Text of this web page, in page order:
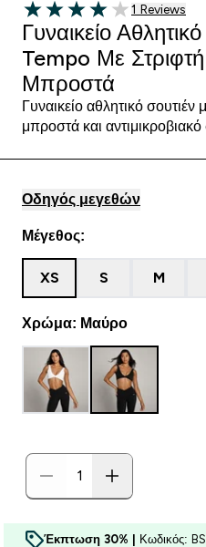
4 out of 5 stars
1 customer
1 Reviews
Γυναικείο
Tempo Με
Μπροστά
Γυναικείο αθλητικό σουτιέν
μπροστά και αντιμικροβιακό
Οδηγός μεγεθών
Μέγεθος:
XS S M
Χρώμα: Μαύρο
Έκπτωση 30% | Κωδικός: